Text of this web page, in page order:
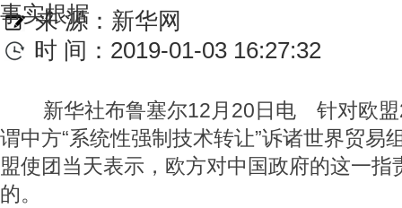
事实根据
来 源： 新华网
时 间：2019-01-03 16:27:32
新华社布鲁塞尔12月20日电 针对欧
谓中方“系统性强制技术转让”诉诸世界贸易
盟使团当天表示，欧方对中国政府的这一指
的。